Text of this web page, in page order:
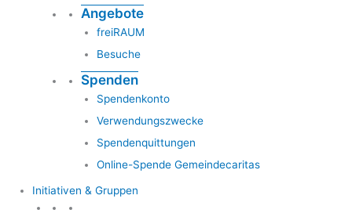
Angebote
freiRAUM
Besuche
Spenden
Spendenkonto
Verwendungszwecke
Spendenquittungen
Online-Spende Gemeindecaritas
Initiativen & Gruppen